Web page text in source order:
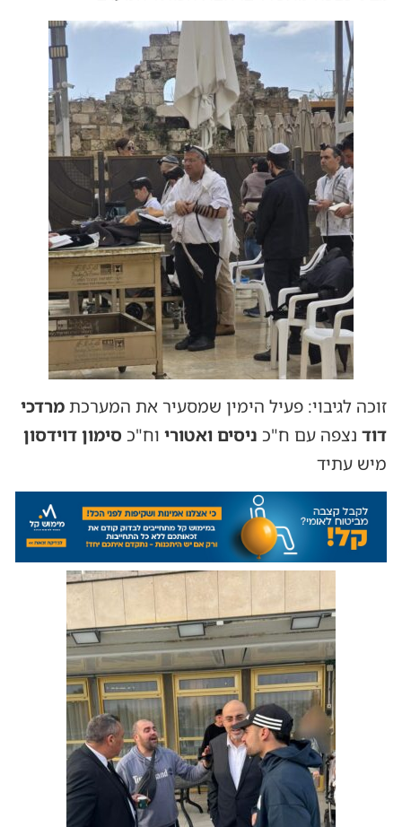
זוכה לגיבוי: פעיל הימין שמסעיר את המערכתמרדכי
דוד נצפה עם ח"כ ניסים ואטורי וח"כ סימון דוידסון
מיש עתיד